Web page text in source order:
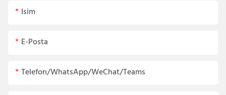
Isim
E-Posta
Telefon/WhatsApp/WeChat/Teams